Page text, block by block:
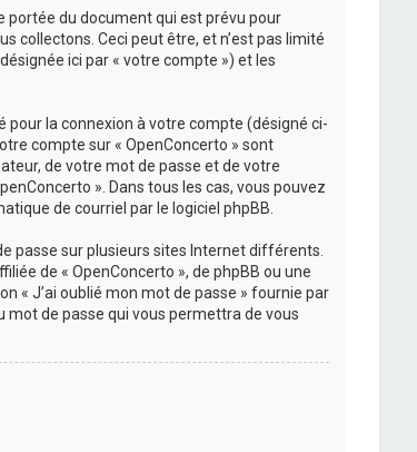
portée du document qui est prévu pour
collectons. Ceci peut être, et n’est pas limité
ici par « votre compte ») et les
la connexion à votre compte (désigné ci-
compte sur « OpenConcerto » sont
de votre mot de passe et de votre
». Dans tous les cas, vous pouvez
de courriel par le logiciel phpBB.
passe sur plusieurs sites Internet différents.
de « OpenConcerto », de phpBB ou une
« J’ai oublié mon mot de passe » fournie par
mot de passe qui vous permettra de vous